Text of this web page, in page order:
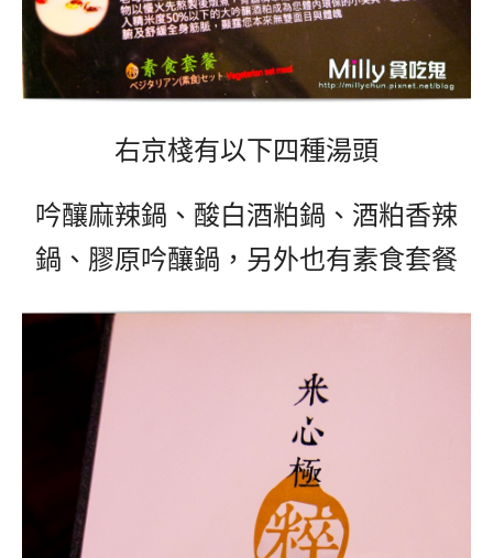
右京棧有以下四種湯頭
吟釀麻辣鍋、酸白酒粕鍋、酒粕香辣
鍋、膠原吟釀鍋，另外也有素食套餐